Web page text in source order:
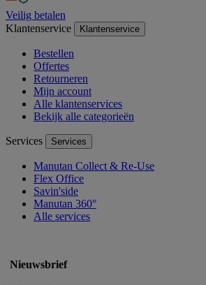
Veilig betalen
Klantenservice
Klantenservice
Bestellen
Offertes
Retourneren
Mijn account
Alle klantenservices
Bekijk alle categorieën
Services Services
Manutan Collect & Re-Use
Flex Office
Savin'side
Manutan 360°
Alle services
Nieuwsbrief